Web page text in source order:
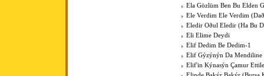
Ela Gözlüm Ben Bu Elden
Ele Verdim Ele Verdim
Eledir Oðul Eledir (Ha Bu
Eli Elime Deydi
Elif Dedim Be Dedim-1
Elif Gýzýnýn Da Mendiline
Elif'in Kýnasýn Çamur